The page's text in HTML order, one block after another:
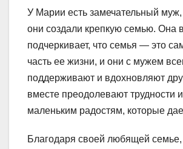
У Марии есть замечательный
они создали крепкую семью. Она
подчеркивает, что семья — это
часть ее жизни, и они с мужем
поддерживают и вдохновляют
вместе преодолевают трудности
маленьким радостям, которые
Благодаря своей любящей